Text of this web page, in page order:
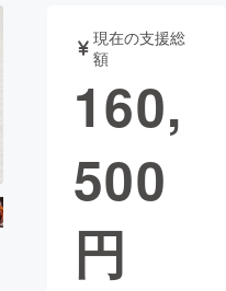
音楽
ゲーム・サ
現在の支援総
額
160,
500
円